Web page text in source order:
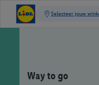
Way to go